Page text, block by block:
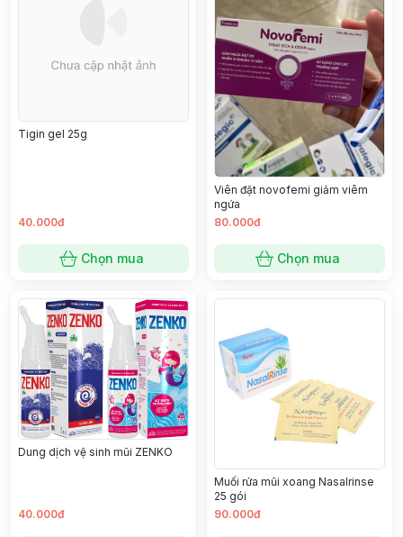
Tigin gel 25g
40.000đ
Chọn mua
Viên đặt novofemi giảm viêm
ngứa
80.000đ
Chọn mua
Dung dịch vệ sinh mũi ZENKO
40.000đ
Muối rửa mũi xoang Nasalrinse
25 gói
90.000đ